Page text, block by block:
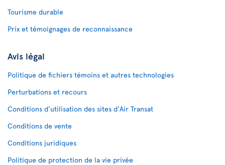
Tourisme durable
Prix et témoignages de reconnaissance
Avis légal
Politique de fichiers témoins et autres technologies
Perturbations et recours
Conditions d’utilisation des sites d'Air Transat
Conditions de vente
Conditions juridiques
Politique de protection de la vie privée